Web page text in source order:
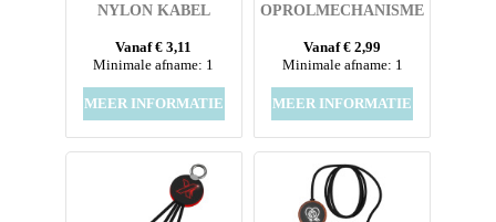
NYLON KABEL
Vanaf € 3,11
Minimale afname: 1
MEER INFORMATIE
OPROLMECHANISME
Vanaf € 2,99
Minimale afname: 1
MEER INFORMATIE